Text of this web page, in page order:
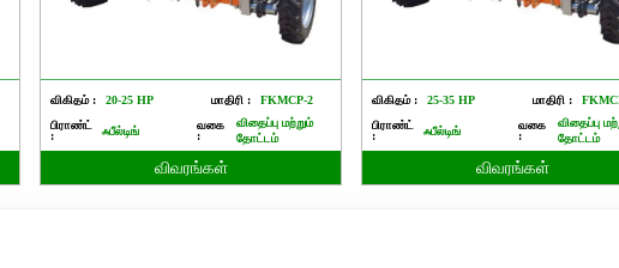
விகிதம் : 20-25 HP மாதிரி :
FKMCP-2
பிராண்ட்
:
ஃபீல்டிங்
வகை
:
விதைப்பு மற்றும்
தோட்டம்
விவரங்கள்
விகிதம் : 25-35 HP மாதிரி :
பிராண்ட்
:
ஃபீல்டிங்
வகை
:
விதைப்பு
தோட்டம்
விவரங்கள்